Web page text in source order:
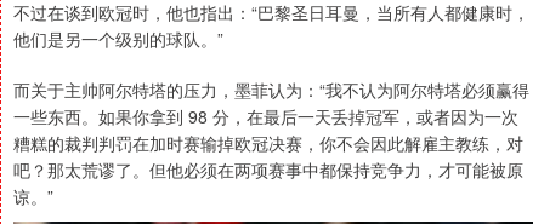
不过在谈到欧冠时，他也指出：“巴黎圣日耳曼，当所有人都健康时，
他们是另一个级别的球队。”
而关于主帅阿尔特塔的压力，墨菲认为：“我不认为阿尔特塔必须赢得
一些东西。如果你拿到 98 分，在最后一天丢掉冠军，或者因为一次
糟糕的裁判判罚在加时赛输掉欧冠决赛，你不会因此解雇主教练，对
吧？那太荒谬了。但他必须在两项赛事中都保持竞争力，才可能被原
谅。”